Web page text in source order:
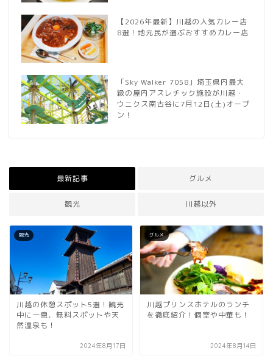
【2026年最新】川越の人気カレー店
8選！地元民が選ぶおすすめカレー店
「Sky Walker 7058」埼玉県内最大
級の屋内アスレチック施設が川越・
ウニクス南古谷に7月12日(土)オープ
ン！
最新記事 グルメ
観光 川越以外
観光
川越の休憩スポット5選！観光
中に一息、無料スポットや天
然温泉も！
2024年8月17日
グルメ
川越プリンスホテルのランチ
を徹底紹介！個室や中華も！
2024年8月14日